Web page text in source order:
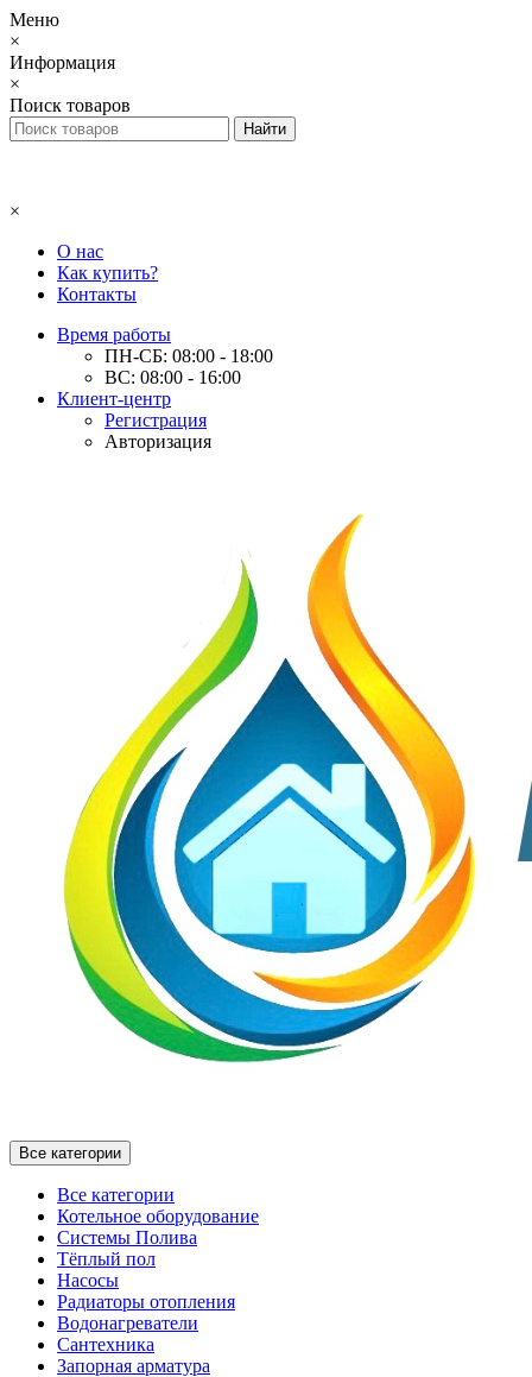
Меню
×
Информация
×
Поиск товаров
×
О нас
Как купить?
Контакты
Время работы
ПН-СБ: 08:00 - 18:00
ВС: 08:00 - 16:00
Клиент-центр
Регистрация
Авторизация
Все категории
Все категории
Котельное оборудование
Системы Полива
Тёплый пол
Насосы
Радиаторы отопления
Водонагреватели
Сантехника
Запорная арматура